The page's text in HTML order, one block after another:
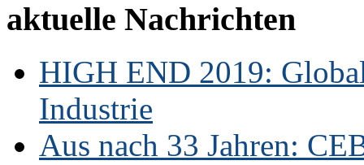
aktuelle Nachrichten
HIGH END 2019:
Industrie
Aus nach 33 Jahren: